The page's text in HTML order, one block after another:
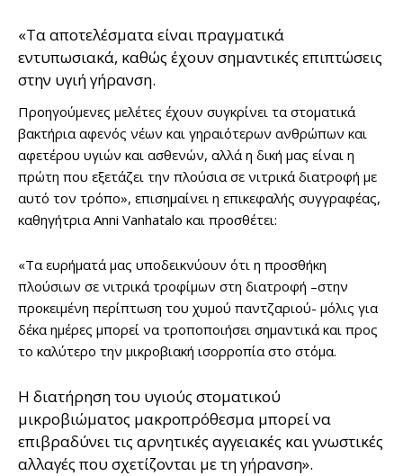
«Τα αποτελέσματα είναι πραγματικά
εντυπωσιακά, καθώς έχουν σημαντικές επιπτώσεις
στην υγιή γήρανση.
Προηγούμενες μελέτες έχουν συγκρίνει τα στοματικά
βακτήρια αφενός νέων και γηραιότερων ανθρώπων και
αφετέρου υγιών και ασθενών, αλλά η δική μας είναι η
πρώτη που εξετάζει την πλούσια σε νιτρικά διατροφή με
αυτό τον τρόπο», επισημαίνει η επικεφαλής συγγραφέας,
καθηγήτρια Anni Vanhatalo και προσθέτει:
«Τα ευρήματά μας υποδεικνύουν ότι η προσθήκη
πλούσιων σε νιτρικά τροφίμων στη διατροφή –στην
προκειμένη περίπτωση του χυμού παντζαριού- μόλις για
δέκα ημέρες μπορεί να τροποποιήσει σημαντικά και προς
το καλύτερο την μικροβιακή ισορροπία στο στόμα.
Η διατήρηση του υγιούς στοματικού
μικροβιώματος μακροπρόθεσμα μπορεί να
επιβραδύνει τις αρνητικές αγγειακές και γνωστικές
αλλαγές που σχετίζονται με τη γήρανση».